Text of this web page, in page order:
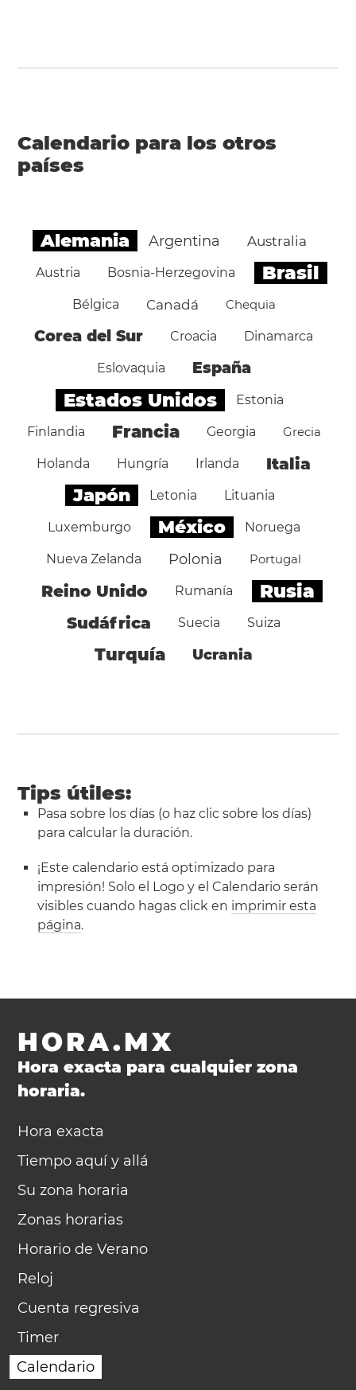
Calendario para los otros
países
Alemania Argentina Australia
Austria Bosnia-Herzegovina Brasil
Bélgica Canadá Chequia
Corea del Sur Croacia Dinamarca
Eslovaquia España
Estados Unidos Estonia
Finlandia Francia Georgia Grecia
Holanda Hungría Irlanda Italia
Japón Letonia Lituania
Luxemburgo México Noruega
Nueva Zelanda Polonia Portugal
Reino Unido Rumanía Rusia
Sudáfrica Suecia Suiza
Turquía Ucrania
Tips útiles:
Pasa sobre los días (o haz clic sobre los días)
para calcular la duración.
¡Este calendario está optimizado para
impresión! Solo el Logo y el Calendario serán
visibles cuando hagas click en imprimir esta
página.
HORA.MX
Hora exacta para cualquier zona
horaria.
Hora exacta
Tiempo aquí y allá
Su zona horaria
Zonas horarias
Horario de Verano
Reloj
Cuenta regresiva
Timer
Calendario